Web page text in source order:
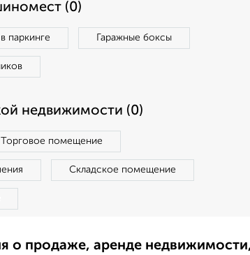
(0)
паркинге Гаражные боксы
недвижимости (0)
Торговое помещение
Складское помещение
о продаже, аренде